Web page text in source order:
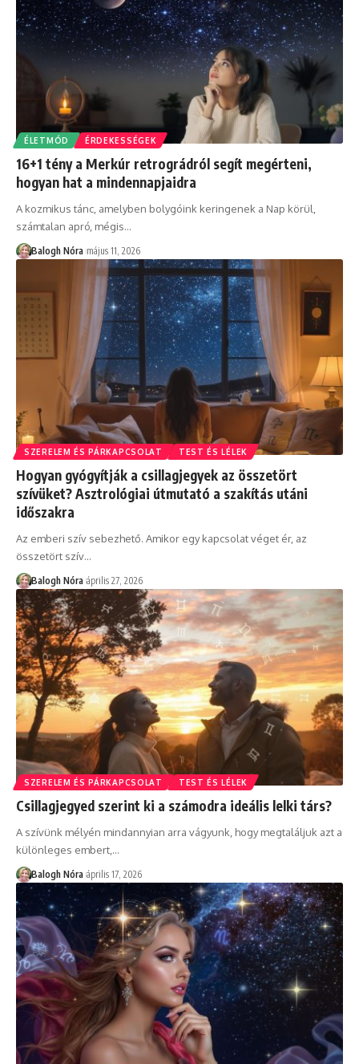
ÉLETMÓD ÉRDEKESSÉGEK
16+1 tény a Merkúr retrográdról segít megérteni,
hogyan hat a mindennapjaidra
A kozmikus tánc, amelyben bolygóink keringenek a Nap körül,
számtalan apró, mégis…
Balogh Nóra május 11, 2026
SZERELEM ÉS PÁRKAPCSOLAT TEST ÉS LÉLEK
Hogyan gyógyítják a csillagjegyek az összetört
szívüket? Asztrológiai útmutató a szakítás utáni
időszakra
Az emberi szív sebezhető. Amikor egy kapcsolat véget ér, az
összetört szív…
Balogh Nóra április 27, 2026
SZERELEM ÉS PÁRKAPCSOLAT TEST ÉS LÉLEK
Csillagjegyed szerint ki a számodra ideális lelki társ?
A szívünk mélyén mindannyian arra vágyunk, hogy megtaláljuk azt a
különleges embert, …
Balogh Nóra április 17, 2026